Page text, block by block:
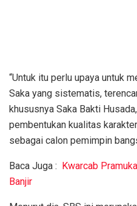
“Untuk itu perlu upaya untuk
Saka yang sistematis,
khususnya Saka Bakti
pembentukan kualitas
sebagai calon pemimpin
Baca Juga : Kwarcab
Banjir